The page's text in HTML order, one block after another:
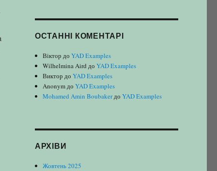
ОСТАННІ КОМЕНТАРІ
Віктор доYAD Examples
Wilhelmina Aird доYAD Examples
Виктор доYAD Examples
AnonymдоYAD Examples
Mohamed Amin BoubakerдоYAD Examples
АРХІВИ
Жовтень 2025